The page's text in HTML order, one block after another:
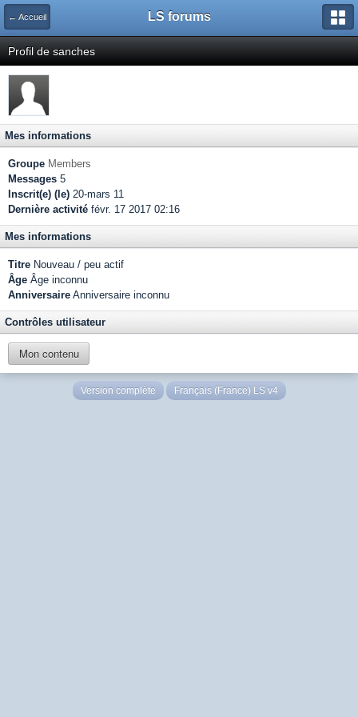
← Accueil LS forums
Profil de sanches
Mes informations
Groupe Members
Messages 5
Inscrit(e) (le) 20-mars 11
Dernière activité févr. 17 2017 02:16
Mes informations
Titre Nouveau / peu actif
Âge Âge inconnu
Anniversaire Anniversaire inconnu
Contrôles utilisateur
Mon contenu
Version complète Français (France) LS v4